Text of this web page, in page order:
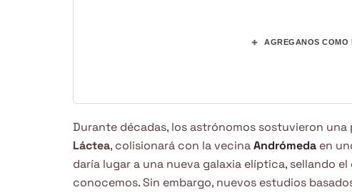
+ AGREGANOS COMO
Durante décadas, los astrónomos sostuvieron
Láctea, colisionará con la vecinaAndrómeda en
daría lugar a una nueva galaxia elíptica, sellando
conocemos. Sin embargo, nuevos estudios